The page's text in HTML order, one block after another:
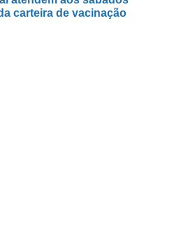
carteira de vacinação